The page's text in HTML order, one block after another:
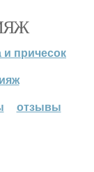
причесок
отзывы